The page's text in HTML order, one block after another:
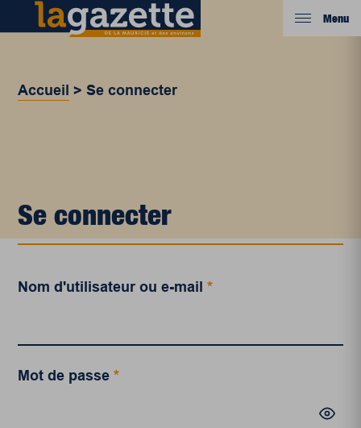
Menu
Accueil >Se connecter
Se connecter
Nom d'utilisateur ou e-mail*
Mot de passe*